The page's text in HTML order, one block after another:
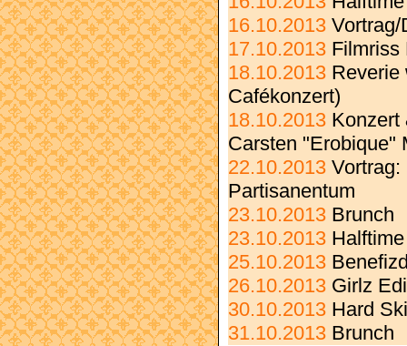
16.10.2013 Vortrag/
17.10.2013 Filmriss
18.10.2013 Reverie
Cafékonzert)
18.10.2013 Konzert
Carsten "Erobique"
22.10.2013 Vortrag:
Partisanentum
23.10.2013 Brunch
23.10.2013 Halftime
25.10.2013
26.10.2013 Girlz
30.10.2013 Hard
31.10.2013 Brunch